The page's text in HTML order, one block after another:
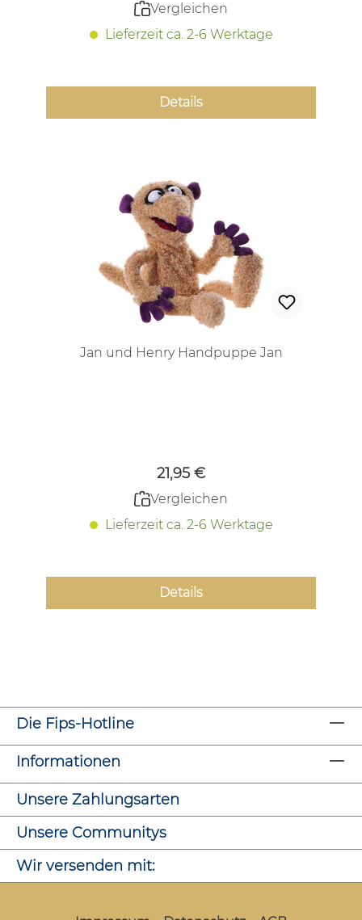
Vergleichen
Lieferzeit ca. 2-6 Werktage
Details
Jan und Henry Handpuppe Jan
21,95 €
Vergleichen
Lieferzeit ca. 2-6 Werktage
Details
Die Fips-Hotline
Informationen
Unsere Zahlungsarten
Unsere Communitys
Wir versenden mit: